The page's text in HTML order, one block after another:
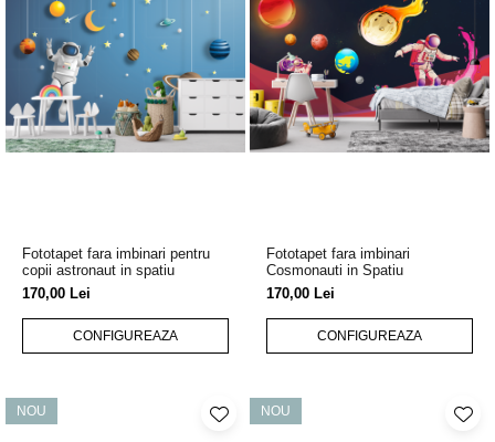
Fototapet fara imbinari pentru
copii astronaut in spatiu
170,00 Lei
CONFIGUREAZA
Fototapet fara imbinari
Cosmonauti in Spatiu
170,00 Lei
CONFIGUREAZA
NOU NOU